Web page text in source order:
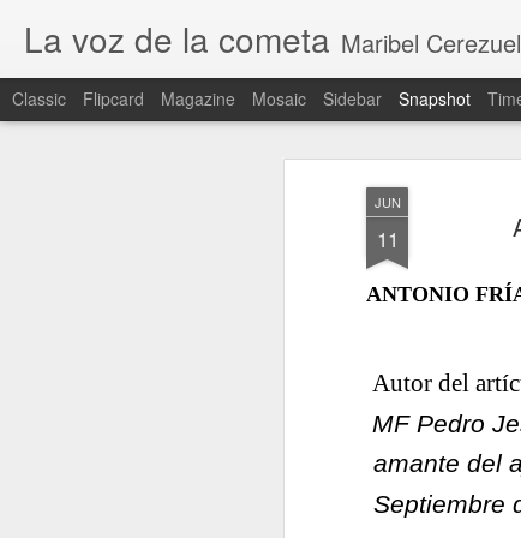
JUN
11
ANTONIO
Autor del
MF Pedro
amante del
Septiembre
La voz de la cometa Maribel Cerezuela, Revista
Classic Flipcard Magazine Mosaic Sidebar Snapshot